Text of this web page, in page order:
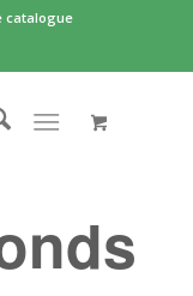
catalogue